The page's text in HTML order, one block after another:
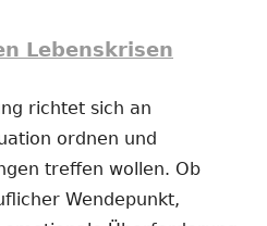
Lebenskrisen
richtet sich an
ordnen und
treffen wollen. Ob
Wendepunkt,